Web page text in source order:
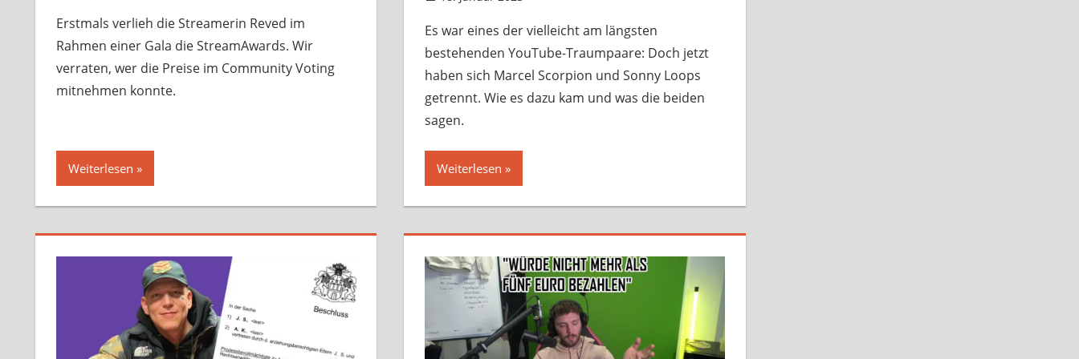
Erstmals verlieh die Streamerin Reved im
Rahmen einer Gala die StreamAwards. Wir
verraten, wer die Preise im Community Voting
mitnehmen konnte.
Weiterlesen
Es war eines der vielleicht am längsten
bestehenden YouTube-Traumpaare: Doch jetzt
haben sich Marcel Scorpion und Sonny Loops
getrennt. Wie es dazu kam und was die beiden
sagen.
Weiterlesen